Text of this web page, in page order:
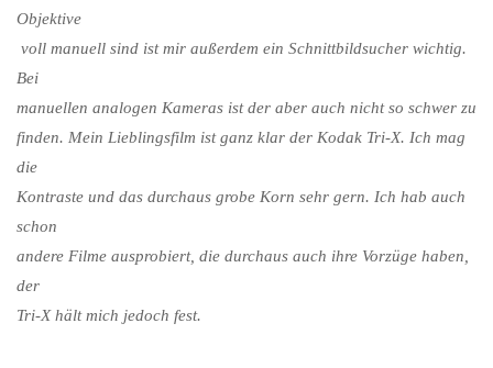
Objektive
voll manuell sind ist mir außerdem ein Schnittbildsucher wichtig.
Bei
manuellen analogen Kameras ist der aber auch nicht so schwer zu
finden. Mein Lieblingsfilm ist ganz klar der Kodak Tri-X. Ich mag
die
Kontraste und das durchaus grobe Korn sehr gern. Ich hab auch
schon
andere Filme ausprobiert, die durchaus auch ihre Vorzüge haben,
der
Tri-X hält mich jedoch fest.